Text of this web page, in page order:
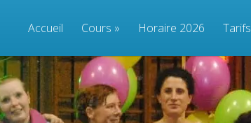
Accueil Cours » Horaire 2026 Tarifs